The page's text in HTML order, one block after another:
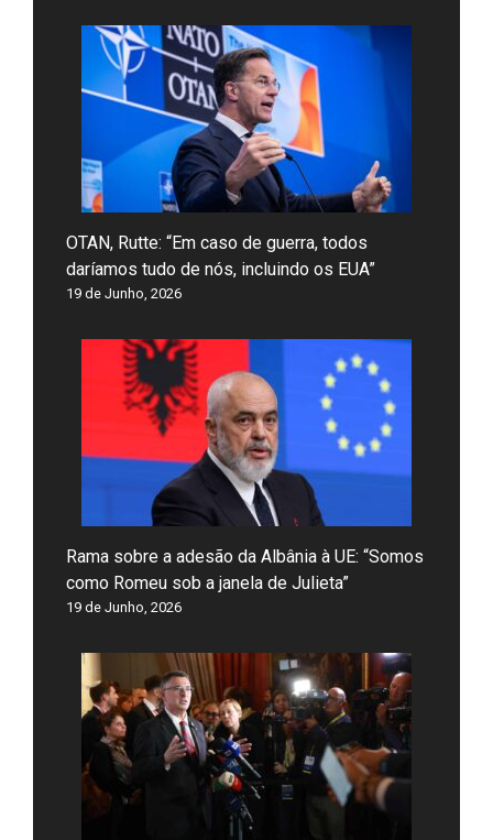
OTAN, Rutte: “Em caso de guerra, todos
daríamos tudo de nós, incluindo os EUA”
19 de Junho, 2026
Rama sobre a adesão da Albânia à UE: “Somos
como Romeu sob a janela de Julieta”
19 de Junho, 2026